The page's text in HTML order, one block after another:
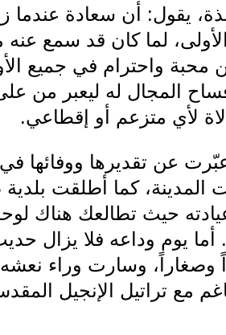
لما كان قد سمع
من محبة واحترام في جميع
المجال له ليعبر من
لأي متزعم أو إقطاعي.
عن تقديرها ووفائها
المدينة، كما أطلقت
عيادته حيث تطالعك هناك
أما يوم وداعه فلا يزال
وصغاراً، وسارت وراء
مع تراتيل الإنجيل